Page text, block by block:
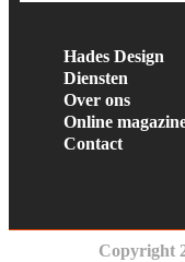
Hades Design
Diensten
Over ons
Online
Contact
Copyright